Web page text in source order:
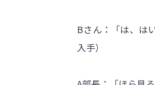
Bさん：「は、は
入手）